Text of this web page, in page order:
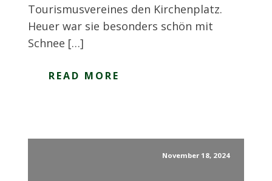
Tourismusvereines den Kirchenplatz.
Heuer war sie besonders schön mit
Schnee […]
READ MORE
November 18, 2024